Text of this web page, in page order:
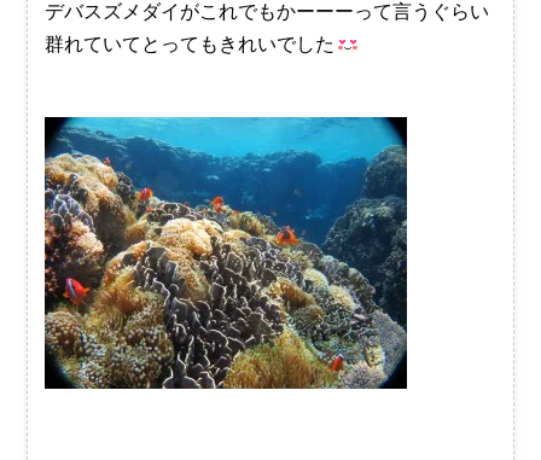
デバスズメダイがこれでもかーーーって言うぐらい
群れていてとってもきれいでした